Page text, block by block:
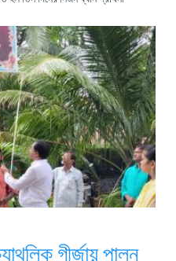
গীর্জায় পালন